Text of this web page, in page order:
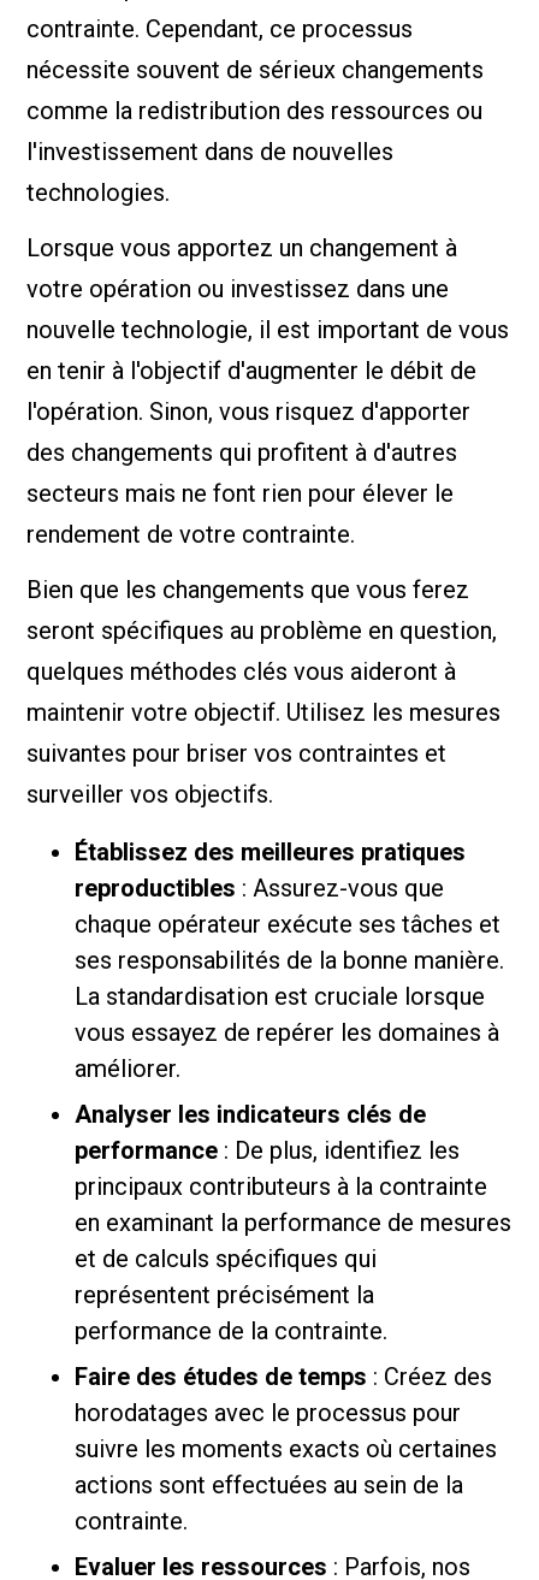
contrainte. Cependant, ce processus
nécessite souvent de sérieux changements
comme la redistribution des ressources ou
l'investissement dans de nouvelles
technologies.
Lorsque vous apportez un changement à
votre opération ou investissez dans une
nouvelle technologie, il est important de vous
en tenir à l'objectif d'augmenter le débit de
l'opération. Sinon, vous risquez d'apporter
des changements qui profitent à d'autres
secteurs mais ne font rien pour élever le
rendement de votre contrainte.
Bien que les changements que vous ferez
seront spécifiques au problème en question,
quelques méthodes clés vous aideront à
maintenir votre objectif. Utilisez les mesures
suivantes pour briser vos contraintes et
surveiller vos objectifs.
Établissez des meilleures pratiques
reproductibles : Assurez-vous que
chaque opérateur exécute ses tâches et
ses responsabilités de la bonne manière.
La standardisation est cruciale lorsque
vous essayez de repérer les domaines à
améliorer.
Analyser les indicateurs clés de
performance : De plus, identifiez les
principaux contributeurs à la contrainte
en examinant la performance de mesures
et de calculs spécifiques qui
représentent précisément la
performance de la contrainte.
Faire des études de temps : Créez des
horodatages avec le processus pour
suivre les moments exacts où certaines
actions sont effectuées au sein de la
contrainte.
Evaluer les ressources : Parfois, nos